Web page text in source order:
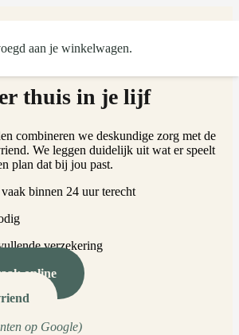
aan je winkelwagen.
IN EN ROND EINDHOVEN
thuis in je lijf
combineren we deskundige zorg met de
We leggen duidelijk uit wat er speelt
plan dat bij jou past.
binnen 24 uur terecht
verzekering
online
op Google)